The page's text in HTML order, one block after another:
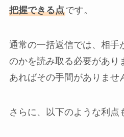
把握できる点です。
通常の一括返信では、相手
のかを読み取る必要があり
あればその手間がありませ
さらに、以下のような利点